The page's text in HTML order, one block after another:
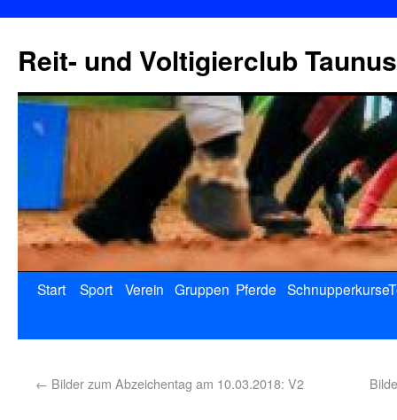
Reit- und Voltigierclub
Start Sport Verein Gruppen Pferde Schnupperkurse
← Bilder zum Abzeichentag am 10.03.2018: V2